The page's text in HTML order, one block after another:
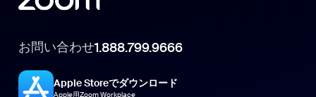
お問い合わせ1.888.799.9666
Apple Storeでダウンロード
Apple用Zoom Workplace